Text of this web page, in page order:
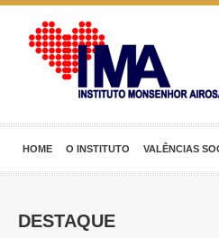
HOME O INSTITUTO VALÊNCIAS
DESTAQUE